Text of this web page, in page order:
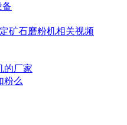
备
矿石磨粉机相关视频
的厂家
粉么